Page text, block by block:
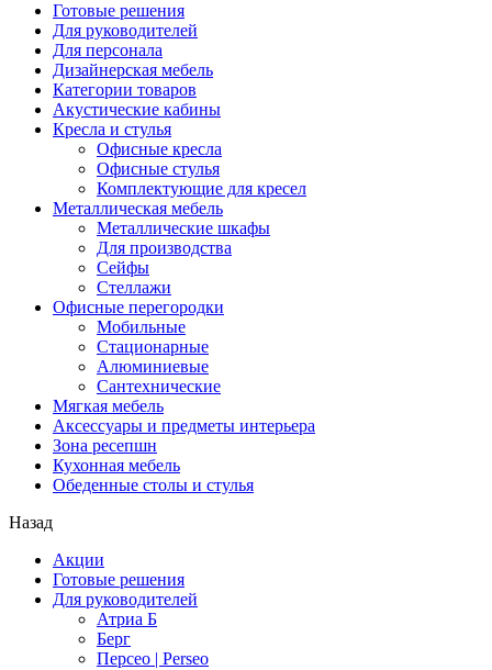
Готовые решения
Для руководителей
Для персонала
Дизайнерская мебель
Категории товаров
Акустические кабины
Кресла и стулья
Офисные кресла
Офисные стулья
Комплектующие для кресел
Металлическая мебель
Металлические шкафы
Для производства
Сейфы
Стеллажи
Офисные перегородки
Мобильные
Стационарные
Алюминиевые
Сантехнические
Мягкая мебель
Аксессуары и предметы интерьера
Зона ресепшн
Кухонная мебель
Обеденные столы и стулья
Назад
Акции
Готовые решения
Для руководителей
Атриа Б
Берг
Персео | Perseo